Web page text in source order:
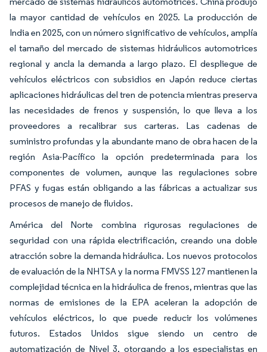
la mayor cantidad de vehículos en 2025. La producción de
India en 2025, con un número significativo de vehículos, amplía
el tamaño del mercado de sistemas hidráulicos automotrices
regional y ancla la demanda a largo plazo. El despliegue de
vehículos eléctricos con subsidios en Japón reduce ciertas
aplicaciones hidráulicas del tren de potencia mientras preserva
las necesidades de frenos y suspensión, lo que lleva a los
proveedores a recalibrar sus carteras. Las cadenas de
suministro profundas y la abundante mano de obra hacen de la
región Asia-Pacífico la opción predeterminada para los
componentes de volumen, aunque las regulaciones sobre
PFAS y fugas están obligando a las fábricas a actualizar sus
procesos de manejo de fluidos.
América del Norte combina rigurosas regulaciones de
seguridad con una rápida electrificación, creando una doble
atracción sobre la demanda hidráulica. Los nuevos protocolos
de evaluación de la NHTSA y la norma FMVSS 127 mantienen la
complejidad técnica en la hidráulica de frenos, mientras que las
normas de emisiones de la EPA aceleran la adopción de
vehículos eléctricos, lo que puede reducir los volúmenes
futuros. Estados Unidos sigue siendo un centro de
automatización de Nivel 3, otorgando a los especialistas en